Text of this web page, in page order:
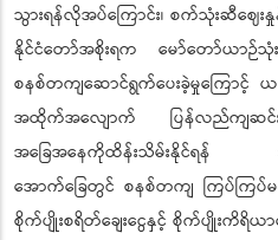
သွားရန်လိုအပ်ကြောင်း၊ စက်သုံးဆီဈေ
နိုင်ငံတော်အစိုးရက မော်တော်ယာဉ်သုံ
စနစ်တကျဆောင်ရွက်ပေးခဲ့မှုကြောင့်
အထိုက်အလျောက် ပြန်လည်ကျဆင်
အခြေအနေကိုထိန်းသိမ်းနိုင်ရန် သက်
အောက်ခြေတွင် စနစ်တကျ ကြပ်ကြပ်
စိုက်ပျိုးစရိတ်ချေးငွေနှင့် စိုက်ပျိုးကိရိယာ